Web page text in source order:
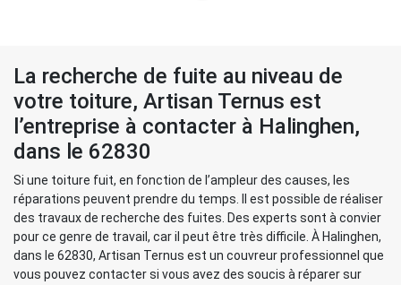
La recherche de fuite au niveau de
votre toiture, Artisan Ternus est
l’entreprise à contacter à Halinghen,
dans le 62830
Si une toiture fuit, en fonction de l’ampleur des causes, les
réparations peuvent prendre du temps. Il est possible de réaliser
des travaux de recherche des fuites. Des experts sont à convier
pour ce genre de travail, car il peut être très difficile. À Halinghen,
dans le 62830, Artisan Ternus est un couvreur professionnel que
vous pouvez contacter si vous avez des soucis à réparer sur